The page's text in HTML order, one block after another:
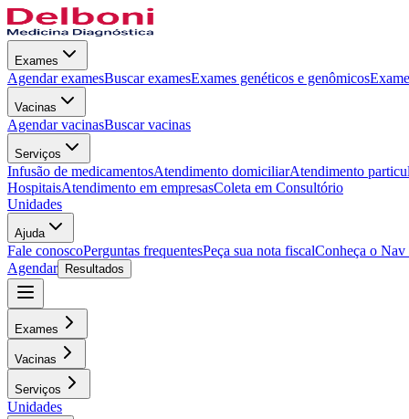
Exames
Agendar examesBuscar examesExames genéticos e genômicos
Vacinas
Agendar vacinasBuscar vacinas
Serviços
Infusão de medicamentosAtendimento domiciliarAtendimento
HospitaisAtendimento em empresasColeta em Consultório
Unidades
Ajuda
Fale conoscoPerguntas frequentesPeça sua nota fiscalConheça o Nav
Agendar
Resultados
Exames
Vacinas
Serviços
Unidades